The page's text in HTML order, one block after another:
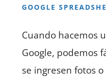
GOOGLE
Cuando hacemos
Google, podemos
se ingresen fotos